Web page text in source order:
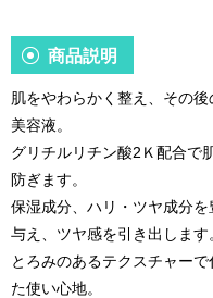
商品説明
肌をやわらかく整え、その
美容液。
グリチルリチン酸2Ｋ配合で
防ぎます。
保湿成分、ハリ・ツヤ成分
与え、ツヤ感を引き出します
とろみのあるテクスチャー
た使い心地。